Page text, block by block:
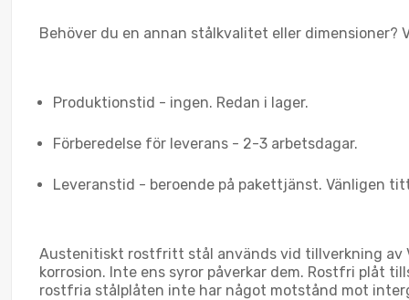
Behöver du en annan stålkvalitet eller dimensioner?
Produktionstid - ingen. Redan i lager.
Förberedelse för leverans - 2-3 arbetsdagar.
Leveranstid - beroende på pakettjänst. Vänligen
Austenitiskt rostfritt stål används vid tillverkning av
korrosion. Inte ens syror påverkar dem. Rostfri plåt
rostfria stålplåten inte har något motstånd mot